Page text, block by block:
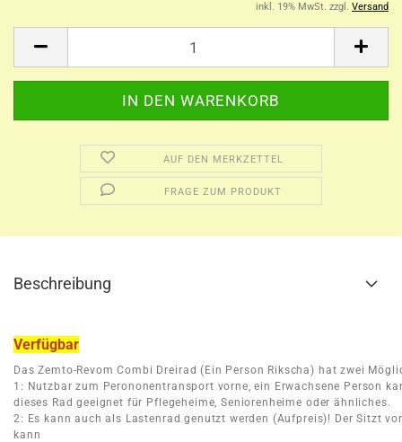
inkl. 19% MwSt. zzgl. Versand
AUF DEN MERKZETTEL
FRAGE ZUM PRODUKT
Beschreibung
Verfügbar
Das Zemto-Revom Combi Dreirad (Ein Person Rikscha) hat zwei
1: Nutzbar zum Perononentransport vorne, ein Erwachsene Person
dieses Rad geeignet für Pflegeheime, Seniorenheime oder ähnliches.
2: Es kann auch als Lastenrad genutzt werden (Aufpreis)! Der Sitzt
kann